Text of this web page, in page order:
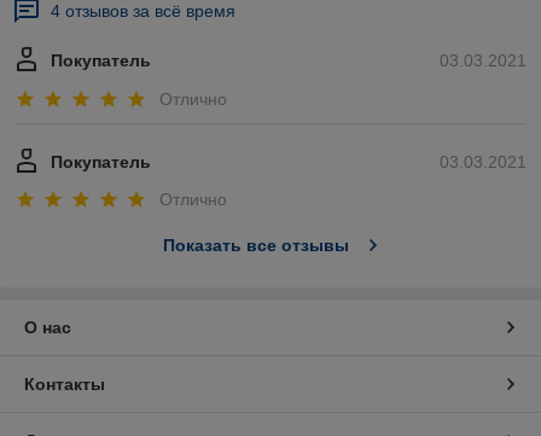
4 отзывов за всё время
03.03.2021
Покупатель
Отлично
03.03.2021
Покупатель
Отлично
Показать все отзывы
О нас
Контакты